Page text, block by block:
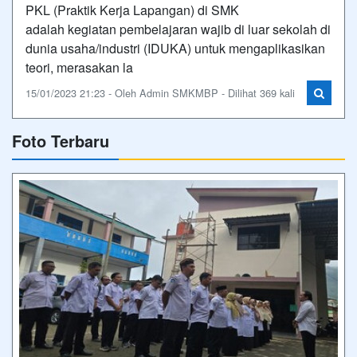
PKL (Praktik Kerja Lapangan) di SMK
adalah kegiatan pembelajaran wajib di luar sekolah di
dunia usaha/industri (IDUKA) untuk mengaplikasikan
teori, merasakan la
15/01/2023 21:23 - Oleh Admin SMKMBP - Dilihat 369 kali
Foto Terbaru